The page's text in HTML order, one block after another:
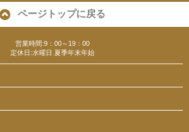
ページトップに戻る
営業時間:9：00～19：00
定休日:水曜日 夏季年末年始